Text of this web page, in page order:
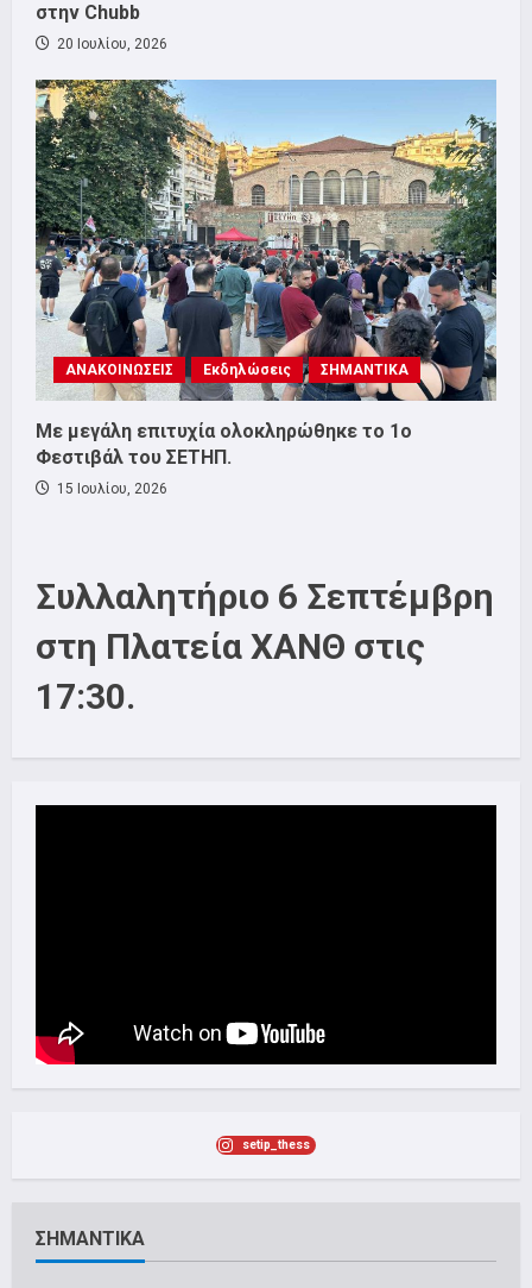
στην Chubb
20 Ιουλίου, 2026
ΑΝΑΚΟΙΝΩΣΕΙΣ Εκδηλώσεις ΣΗΜΑΝΤΙΚΑ
Με μεγάλη επιτυχία ολοκληρώθηκε το 1ο
Φεστιβάλ του ΣΕΤΗΠ.
15 Ιουλίου, 2026
Συλλαλητήριο 6 Σεπτέμβρη
στη Πλατεία ΧΑΝΘ στις
17:30.
setip_thess
ΣΗΜΑΝΤΙΚΑ